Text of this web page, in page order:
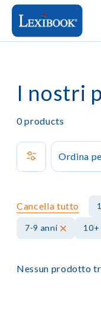
I nostri
0products
Ordina
Cancella tutto
7-9 anni 10+
Nessun prodotto